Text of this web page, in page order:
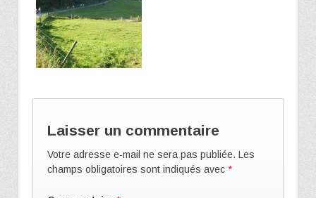
Laisser un commentaire
Votre adresse e-mail ne sera pas publiée. Les
champs obligatoires sont indiqués avec *